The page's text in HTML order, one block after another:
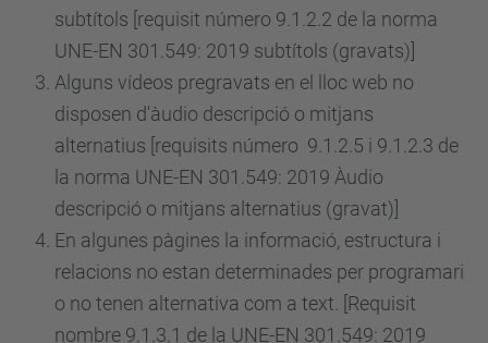
subtítols [requisit número 9.1.2.2 de la norma
UNE-EN 301.549: 2019 subtítols (gravats)]
Alguns vídeos pregravats en el lloc web no
disposen d'àudio descripció o mitjans
alternatius [requisits número 9.1.2.5 i 9.1.2.3 de
la norma UNE-EN 301.549: 2019 Àudio
descripció o mitjans alternatius (gravat)]
En algunes pàgines la informació, estructura i
relacions no estan determinades per programari
o no tenen alternativa com a text. [Requisit
nombre 9.1.3.1 de la UNE-EN 301.549: 2019